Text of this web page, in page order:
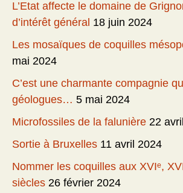
L’Etat affecte le domaine de
d’intérêt général 18 juin 2024
Les mosaïques de coquilles
mai 2024
C’est une charmante compagnie
géologues… 5 mai 2024
Microfossiles de la falunière 22
Sortie à Bruxelles 11 avril 2024
Nommer les coquilles aux XVIᵉ,
siècles 26 février 2024